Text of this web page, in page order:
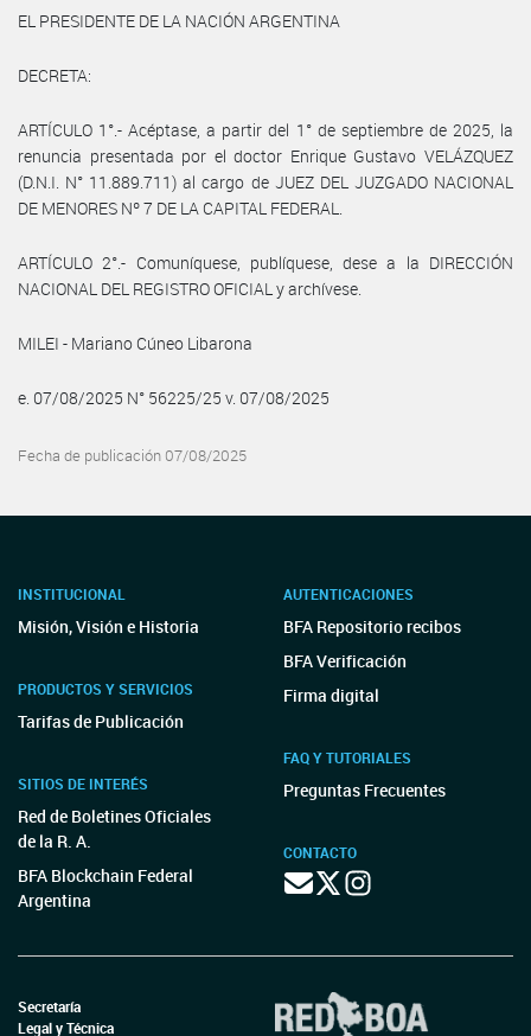
EL PRESIDENTE DE LA NACIÓN ARGENTINA
DECRETA:
ARTÍCULO 1°.- Acéptase, a partir del 1° de septiembre de 2025, la
renuncia presentada por el doctor Enrique Gustavo VELÁZQUEZ
(D.N.I. N° 11.889.711) al cargo de JUEZ DEL JUZGADO NACIONAL
DE MENORES Nº 7 DE LA CAPITAL FEDERAL.
ARTÍCULO 2°.- Comuníquese, publíquese, dese a la DIRECCIÓN
NACIONAL DEL REGISTRO OFICIAL y archívese.
MILEI - Mariano Cúneo Libarona
e. 07/08/2025 N° 56225/25 v. 07/08/2025
Fecha de publicación 07/08/2025
INSTITUCIONAL
Misión, Visión e Historia
PRODUCTOS Y SERVICIOS
Tarifas de Publicación
SITIOS DE INTERÉS
Red de Boletines Oficiales
de la R. A.
BFA Blockchain Federal
Argentina
AUTENTICACIONES
BFA Repositorio recibos
BFA Verificación
Firma digital
FAQ Y TUTORIALES
Preguntas Frecuentes
CONTACTO
Secretaría
Legal y Técnica